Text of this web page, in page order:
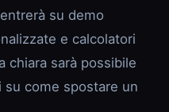
su demo
e calcolatori
chiara sarà possibile
come spostare un